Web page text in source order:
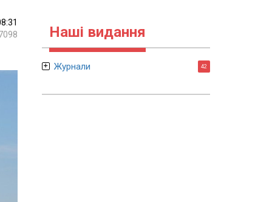
Наші видання
Журнали 42